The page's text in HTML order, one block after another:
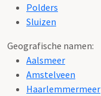
Polders
Sluizen
Geografische namen:
Aalsmeer
Amstelveen
Haarlemmermeer